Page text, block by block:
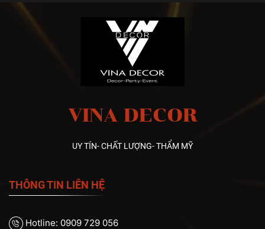
VINA DECOR
UY TÍN- CHẤT LƯỢNG- THẨM MỸ
THÔNG TIN LIÊN HỆ
Hotline: 0909 729 056